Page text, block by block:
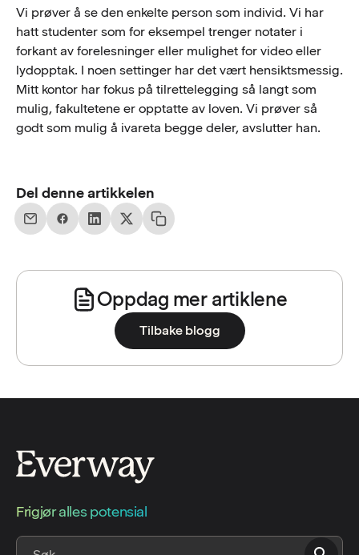
Vi prøver å se den enkelte person som individ. Vi har
hatt studenter som for eksempel trenger notater i
forkant av forelesninger eller mulighet for video eller
lydopptak. I noen settinger har det vært hensiktsmessig.
Mitt kontor har fokus på tilrettelegging så langt som
mulig, fakultetene er opptatte av loven. Vi prøver så
godt som mulig å ivareta begge deler, avslutter han.
Del denne artikkelen
Oppdag mer artiklene
Tilbake blogg
Frigjør alles potensial